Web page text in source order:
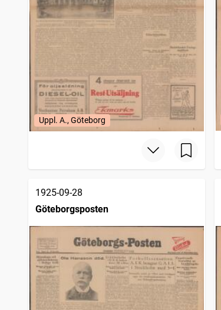
Uppl. A., Göteborg
1925-09-28
Göteborgsposten